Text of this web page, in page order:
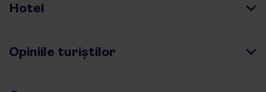
Hotel
Opiniile turiștilor